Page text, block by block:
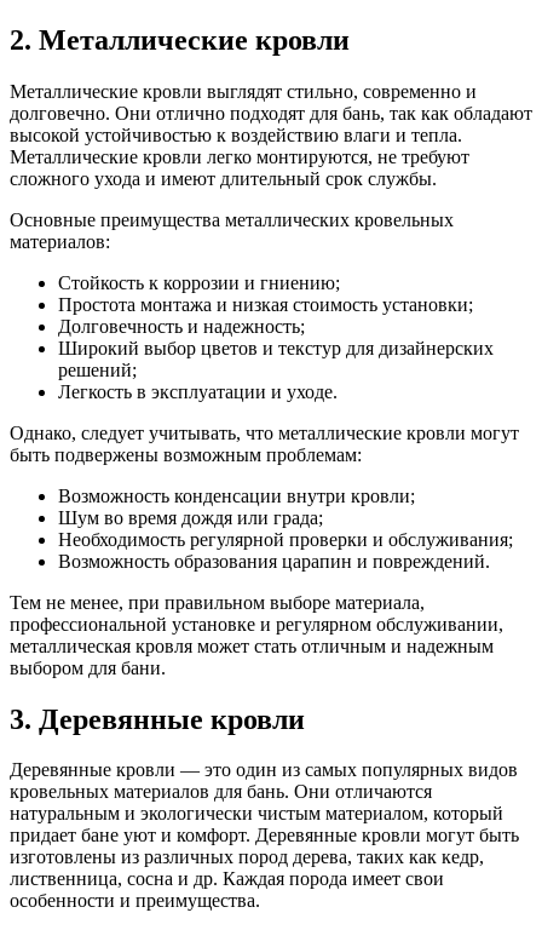
2. Металлические кровли
Металлические кровли выглядят стильно, современно и
долговечно. Они отлично подходят для бань, так как обладают
высокой устойчивостью к воздействию влаги и тепла.
Металлические кровли легко монтируются, не требуют
сложного ухода и имеют длительный срок службы.
Основные преимущества металлических кровельных
материалов:
Стойкость к коррозии и гниению;
Простота монтажа и низкая стоимость установки;
Долговечность и надежность;
Широкий выбор цветов и текстур для дизайнерских
решений;
Легкость в эксплуатации и уходе.
Однако, следует учитывать, что металлические кровли могут
быть подвержены возможным проблемам:
Возможность конденсации внутри кровли;
Шум во время дождя или града;
Необходимость регулярной проверки и обслуживания;
Возможность образования царапин и повреждений.
Тем не менее, при правильном выборе материала,
профессиональной установке и регулярном обслуживании,
металлическая кровля может стать отличным и надежным
выбором для бани.
3. Деревянные кровли
Деревянные кровли — это один из самых популярных видов
кровельных материалов для бань. Они отличаются
натуральным и экологически чистым материалом, который
придает бане уют и комфорт. Деревянные кровли могут быть
изготовлены из различных пород дерева, таких как кедр,
лиственница, сосна и др. Каждая порода имеет свои
особенности и преимущества.